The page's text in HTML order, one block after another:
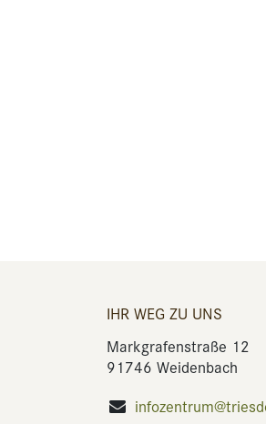
IHR WEG ZU UNS
Markgrafenstraße 12
91746 Weidenbach